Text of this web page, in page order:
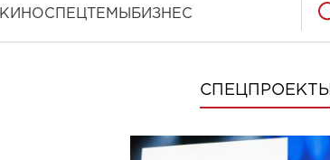
КИНОСПЕЦТЕМЫ БИЗНЕС
СПЕЦПРОЕКТЫ